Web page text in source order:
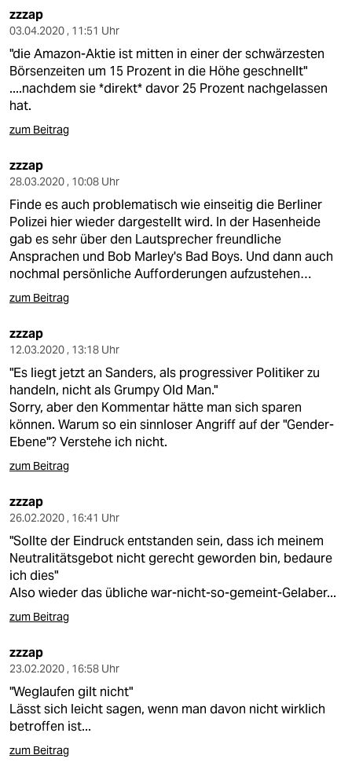
zzzap
03.04.2020 , 11:51 Uhr
"die Amazon-Aktie ist mitten in einer der schwärzesten
Börsenzeiten um 15 Prozent in die Höhe geschnellt"
....nachdem sie *direkt* davor 25 Prozent nachgelassen
hat.
zum Beitrag
zzzap
28.03.2020 , 10:08 Uhr
Finde es auch problematisch wie einseitig die Berliner
Polizei hier wieder dargestellt wird. In der Hasenheide
gab es sehr über den Lautsprecher freundliche
Ansprachen und Bob Marley's Bad Boys. Und dann auch
nochmal persönliche Aufforderungen aufzustehen…
zum Beitrag
zzzap
12.03.2020 , 13:18 Uhr
"Es liegt jetzt an Sanders, als progressiver Politiker zu
handeln, nicht als Grumpy Old Man."
Sorry, aber den Kommentar hätte man sich sparen
können. Warum so ein sinnloser Angriff auf der "Gender-
Ebene"? Verstehe ich nicht.
zum Beitrag
zzzap
26.02.2020 , 16:41 Uhr
"Sollte der Eindruck entstanden sein, dass ich meinem
Neutralitätsgebot nicht gerecht geworden bin, bedaure
ich dies"
Also wieder das übliche war-nicht-so-gemeint-Gelaber...
zum Beitrag
zzzap
23.02.2020 , 16:58 Uhr
"Weglaufen gilt nicht"
Lässt sich leicht sagen, wenn man davon nicht wirklich
betroffen ist...
zum Beitrag